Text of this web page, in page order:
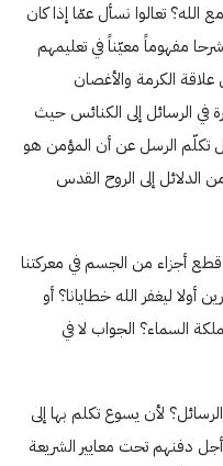
الله؟ تعالوا نسأل عمّا إذا كان
مفهوماً معيّناً في تعليمهم
الكرمة والأغصان
في الرسائل إلى الكنائس حيث
تكلّم الرسل عن أن المؤمن هو
إلى الروح القدس
أجزاء من الجسم في معركتنا
ليغفر الله خطايانا؟ أو
السماء؟ الجواب لا في
لأن يسوع تكلم بها إلى
أجل دفنهم تحت معايير الشريعة